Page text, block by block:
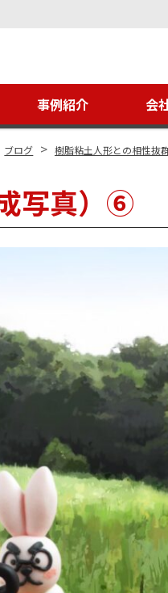
事例紹介 会
ブログ > 樹脂粘土人形との相性抜
写真）⑥